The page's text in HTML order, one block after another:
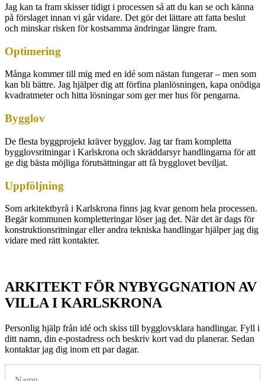
Jag kan ta fram skisser tidigt i processen så att du kan se och känna
på förslaget innan vi går vidare. Det gör det lättare att fatta beslut
och minskar risken för kostsamma ändringar längre fram.
Optimering
Många kommer till mig med en idé som nästan fungerar – men som
kan bli bättre. Jag hjälper dig att förfina planlösningen, kapa onödiga
kvadratmeter och hitta lösningar som ger mer hus för pengarna.
Bygglov
De flesta byggprojekt kräver bygglov. Jag tar fram kompletta
bygglovsritningar i Karlskrona och skräddarsyr handlingarna för att
ge dig bästa möjliga förutsättningar att få bygglovet beviljat.
Uppföljning
Som arkitektbyrå i Karlskrona finns jag kvar genom hela processen.
Begär kommunen kompletteringar löser jag det. När det är dags för
konstruktionsritningar eller andra tekniska handlingar hjälper jag dig
vidare med rätt kontakter.
ARKITEKT FÖR NYBYGGNATION AV
VILLA I KARLSKRONA
Personlig hjälp från idé och skiss till bygglovsklara handlingar. Fyll i
ditt namn, din e-postadress och beskriv kort vad du planerar. Sedan
kontaktar jag dig inom ett par dagar.